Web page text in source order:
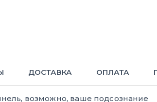
ДОСТАВКА ОПЛАТА
возможно, ваше подсознание